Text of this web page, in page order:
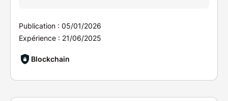
Publication : 05/01/2026
Expérience : 21/06/2025
Blockchain